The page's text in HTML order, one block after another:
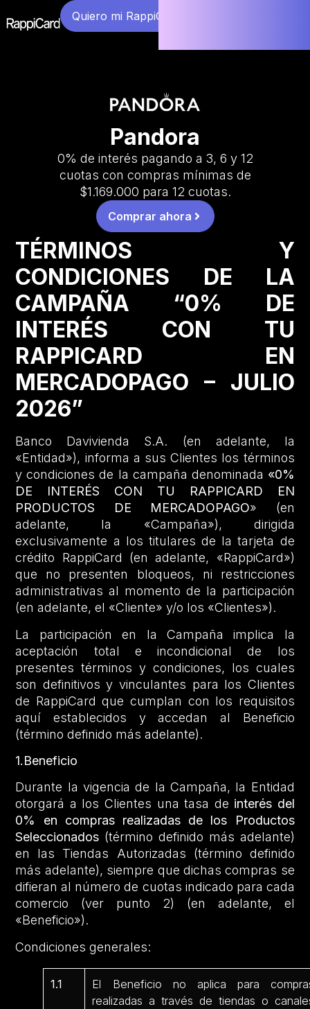
Quiero mi RappiCard
Pandora
0% de interés pagando a 3, 6 y 12
cuotas con compras mínimas de
$1.169.000 para 12 cuotas.
Comprar ahora
TÉRMINOS Y
CONDICIONES DE LA
CAMPAÑA “0% DE
INTERÉS CON TU
RAPPICARD EN
MERCADOPAGO – JULIO
2026”
Banco Davivienda S.A. (en adelante, la
«Entidad»), informa a sus Clientes los términos
y condiciones de la campaña denominada «0%
DE INTERÉS CON TU RAPPICARD EN
PRODUCTOS DE MERCADOPAGO» (en
adelante, la «Campaña»), dirigida
exclusivamente a los titulares de la tarjeta de
crédito RappiCard (en adelante, «RappiCard»)
que no presenten bloqueos, ni restricciones
administrativas al momento de la participación
(en adelante, el «Cliente» y/o los «Clientes»).
La participación en la Campaña implica la
aceptación total e incondicional de los
presentes términos y condiciones, los cuales
son definitivos y vinculantes para los Clientes
de RappiCard que cumplan con los requisitos
aquí establecidos y accedan al Beneficio
(término definido más adelante).
1.Beneficio
Durante la vigencia de la Campaña, la Entidad
otorgará a los Clientes una tasa de interés del
0% en compras realizadas de los Productos
Seleccionados (término definido más adelante)
en las Tiendas Autorizadas (término definido
más adelante), siempre que dichas compras se
difieran al número de cuotas indicado para cada
comercio (ver punto 2) (en adelante, el
«Beneficio»).
Condiciones generales:
1.1
El Beneficio no aplica para
realizadas a través de tiendas o